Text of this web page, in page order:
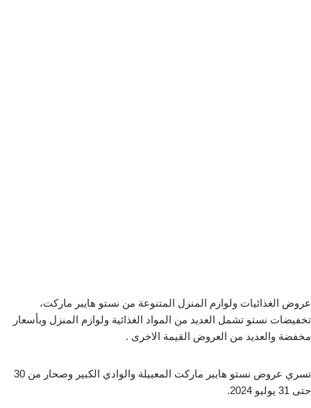
عروض الغذائيات ولوازم المنزل المتنوعة من نستو هايبر ماركت،
تخفيضات نستو تشمل العديد من المواد الغذائية ولوازم المنزل وبأسعار
مخفضة والعديد من العروض القيمة الاخرى .
تسري عروض نستو هايبر ماركت المعبيلة والوادي الكبير وصحار من 30
حتى 31 يوليو 2024.